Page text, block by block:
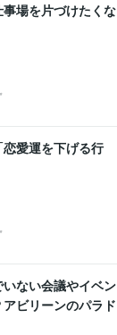
場を片づけたくな
愛運を下げる行
いない会議やイベン
ビリーンのパラド